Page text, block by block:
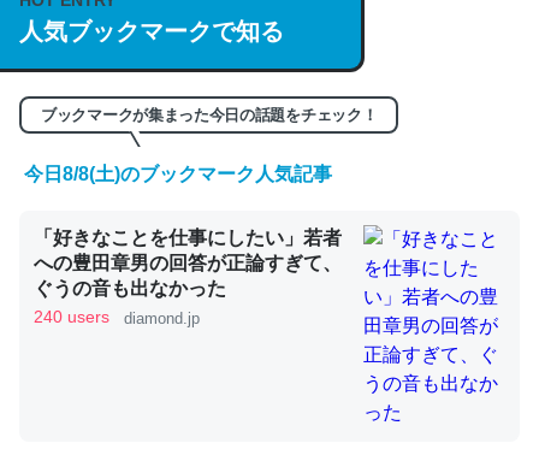
/064121
─GPTの仕組みと限界についての考察（１） - conceptualization
くらい。小説でいう「ずっと前の伏線」は回収されないけ
ど、短期記憶というには多い分量。進化すればするほど分
かりやすく強くなりそう
─GPTの仕組みと限界についての考察（１） - conceptualization
人気ブックマークで知る
ブックマークが集まった今日の話題をチェック！
今日8/8(土)のブックマーク人気記事
「好きなことを仕事にしたい」若者
への豊田章男の回答が正論すぎて、
ぐうの音も出なかった
240 users diamond.jp